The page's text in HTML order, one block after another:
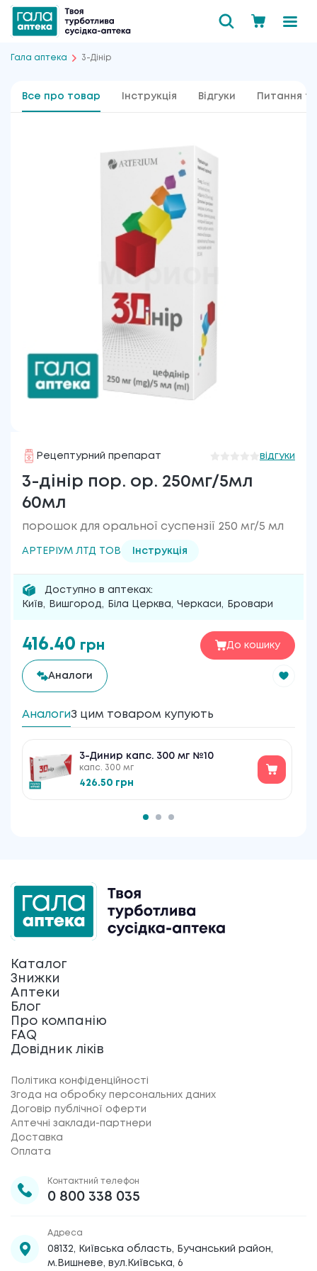
Гала аптека 3-Дінір
Все про товар Інструкція Відгуки Питання та
Рецептурний препарат відгуки
3-дінір пор. ор. 250мг/5мл
60мл
порошок для оральної суспензії 250 мг/5 мл
АРТЕРІУМ ЛТД ТОВ Інструкція
Доступно в аптеках:
Київ, Вишгород, Біла Церква, Черкаси, Бровари
416.40 грн До кошику
Аналоги
АналогиЗ цим товаром купують
3-Динир капс. 300 мг №10
капс. 300 мг
426.50 грн
Каталог
Знижки
Аптеки
Блог
Про компанію
FAQ
Довідник ліків
Політика конфіденційності
Згода на обробку персональних даних
Договір публічної оферти
Аптечні заклади-партнери
Доставка
Оплата
Контактний телефон
0 800 338 035
Адреса
08132, Київська область, Бучанський район,
м.Вишневе, вул.Київська, 6